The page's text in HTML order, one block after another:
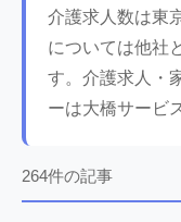
介護求人数は東
については他社
す。介護求人・
ーは大橋サービ
264件の記事